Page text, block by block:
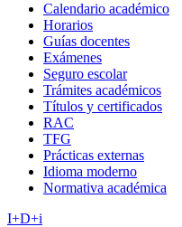
Calendario académico
Horarios
Guías docentes
Exámenes
Seguro escolar
Trámites académicos
Títulos y certificados
RAC
TFG
Prácticas externas
Idioma moderno
Normativa académica
I+D+i